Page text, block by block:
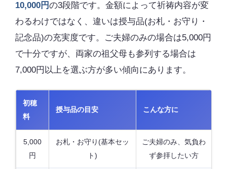
10,000円の3段階です。金額によって祈祷内容が変
わるわけではなく、違いは授与品(お札・お守り・
記念品)の充実度です。ご夫婦のみの場合は5,000円
で十分ですが、両家の祖父母も参列する場合は
7,000円以上を選ぶ方が多い傾向にあります。
初穂
料
授与品の目安 こんな方に
5,000
円
お札・お守り(基本セッ
ト)
ご夫婦のみ、気負わ
ず参拝したい方